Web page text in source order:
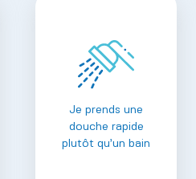
Je prends une
douche rapide
plutôt qu’un bain